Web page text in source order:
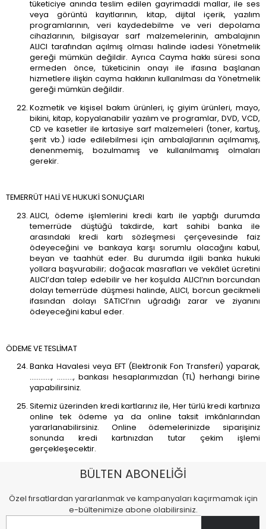
tüketiciye anında teslim edilen gayrimaddi mallar, ile ses
veya görüntü kayıtlarının, kitap, dijital içerik, yazılım
programlarının, veri kaydedebilme ve veri depolama
cihazlarının, bilgisayar sarf malzemelerinin, ambalajının
ALICI tarafından açılmış olması halinde iadesi Yönetmelik
gereği mümkün değildir. Ayrıca Cayma hakkı süresi sona
ermeden önce, tüketicinin onayı ile ifasına başlanan
hizmetlere ilişkin cayma hakkının kullanılması da Yönetmelik
gereği mümkün değildir.
Kozmetik ve kişisel bakım ürünleri, iç giyim ürünleri, mayo,
bikini, kitap, kopyalanabilir yazılım ve programlar, DVD, VCD,
CD ve kasetler ile kırtasiye sarf malzemeleri (toner, kartuş,
şerit vb.) iade edilebilmesi için ambalajlarının açılmamış,
denenmemiş, bozulmamış ve kullanılmamış olmaları
gerekir.
TEMERRÜT HALİ VE HUKUKİ SONUÇLARI
ALICI, ödeme işlemlerini kredi kartı ile yaptığı durumda
temerrüde düştüğü takdirde, kart sahibi banka ile
arasındaki kredi kartı sözleşmesi çerçevesinde faiz
ödeyeceğini ve bankaya karşı sorumlu olacağını kabul,
beyan ve taahhüt eder. Bu durumda ilgili banka hukuki
yollara başvurabilir; doğacak masrafları ve vekâlet ücretini
ALICI’dan talep edebilir ve her koşulda ALICI’nın borcundan
dolayı temerrüde düşmesi halinde, ALICI, borcun gecikmeli
ifasından dolayı SATICI’nın uğradığı zarar ve ziyanını
ödeyeceğini kabul eder.
ÖDEME VE TESLİMAT
Banka Havalesi veya EFT (Elektronik Fon Transferi) yaparak,
............, ........., bankası hesaplarımızdan (TL) herhangi birine
yapabilirsiniz.
Sitemiz üzerinden kredi kartlarınız ile, Her türlü kredi kartınıza
online tek ödeme ya da online taksit imkânlarından
yararlanabilirsiniz. Online ödemelerinizde siparişiniz
sonunda kredi kartınızdan tutar çekim işlemi
gerçekleşecektir.
BÜLTEN ABONELİĞİ
Özel fırsatlardan yararlanmak ve kampanyaları kaçırmamak için
e-bültenimize abone olabilirsiniz.